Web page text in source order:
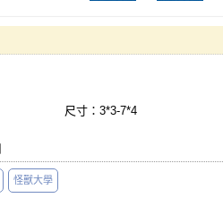
尺寸：3*3-7*4
怪獸大學